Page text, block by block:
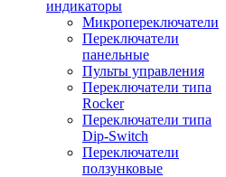
индикаторы
Микропереключатели
Переключатели
панельные
Пульты управления
Переключатели типа
Rocker
Переключатели типа
Dip-Switch
Переключатели
ползунковые